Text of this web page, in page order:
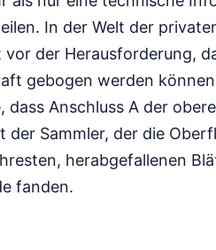
In der Welt der
der Herausforderung,
gebogen werden
Anschluss A der
der Sammler, der die
herabgefallenen
fanden.